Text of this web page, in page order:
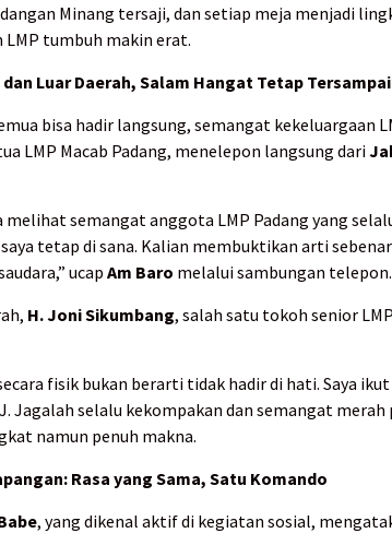
Minang tersaji, dan setiap meja menjadi
LMP tumbuh makin erat.
Luar Daerah, Salam Hangat Tetap
bisa hadir langsung, semangat kekeluargaan
LMP Macab Padang, menelepon langsung dari
melihat semangat anggota LMP Padang yang
tetap di sana. Kalian membuktikan arti
ucap Am Baro melalui sambungan telepon.
H. Joni Sikumbang, salah satu tokoh senior
fisik bukan berarti tidak hadir di hati. Saya
Jagalah selalu kekompakan dan semangat
namun penuh makna.
Rasa yang Sama, Satu Komando
, yang dikenal aktif di kegiatan sosial,